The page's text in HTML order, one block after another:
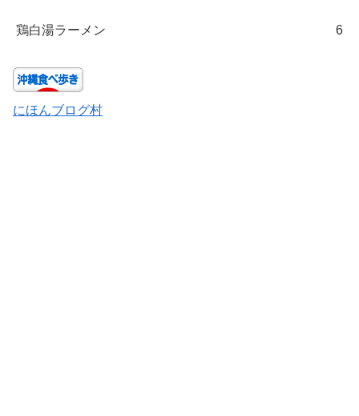
鶏白湯ラーメン 6
にほんブログ村